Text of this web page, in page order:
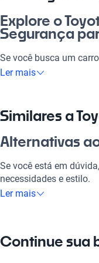
Explore o
Segurança
Se você busca um
perfeita! Com um
única. Não é à toa que
longevidade como
valoriza qualidade e
Por que
Tecnologia ao seu
Modelos Mais
Ler mais
Similares a
Alternativas
Se você está em
necessidades e estilo.
Toyota Corolla
Ler mais
Continue sua